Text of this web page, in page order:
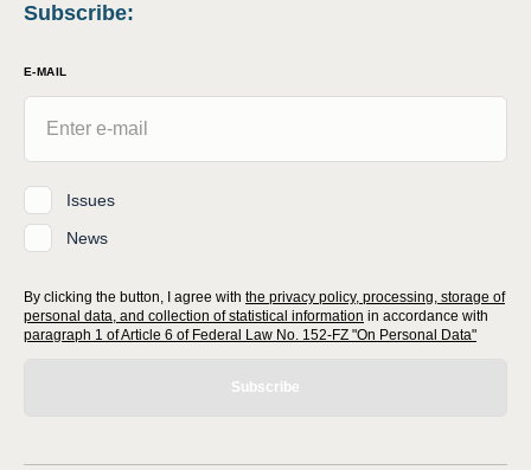
Subscribe:
E-MAIL
Issues
News
By clicking the button, I agree with the privacy policy, processing, storage of
personal data, and collection of statistical information in accordance with
paragraph 1 of Article 6 of Federal Law No. 152-FZ "On Personal Data"
Subscribe